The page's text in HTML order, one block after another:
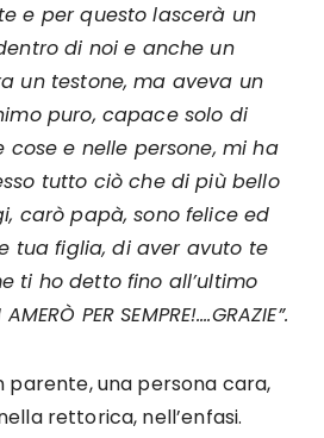
e per questo lascerà un
di noi e anche un
un testone, ma aveva un
puro, capace solo di
cose e nelle persone, mi ha
tutto ciò che di più bello
carò papà, sono felice ed
tua figlia, di aver avuto te
ti ho detto fino all’ultimo
PER SEMPRE!….GRAZIE”.
parente, una persona cara,
rettorica, nell’enfasi.